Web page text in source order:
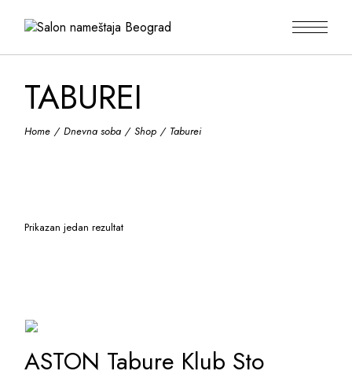
TABUREI
Home Dnevna soba Shop Taburei
Prikazan jedan rezultat
ADD TO WISHLIST
ASTON Tabure Klub Sto